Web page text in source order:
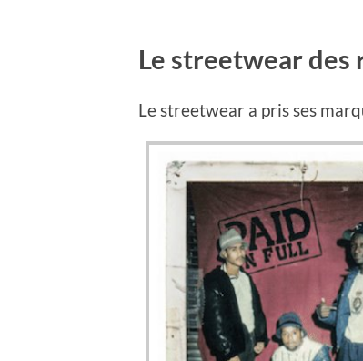
Le streetwear des
Le streetwear a pris ses